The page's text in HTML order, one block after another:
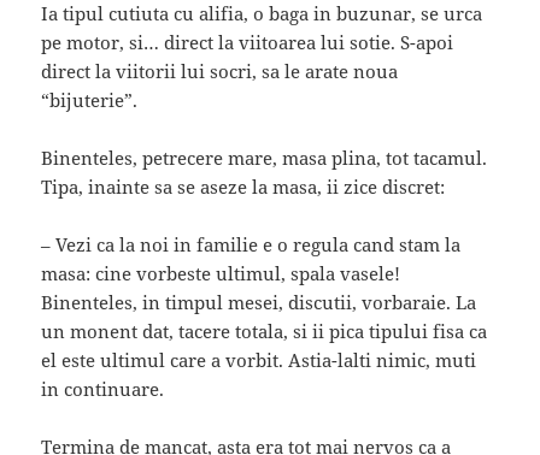
Ia tipul cutiuta cu alifia, o baga in buzunar, se urca
pe motor, si… direct la viitoarea lui sotie. S-apoi
direct la viitorii lui socri, sa le arate noua
“bijuterie”.
Binenteles, petrecere mare, masa plina, tot tacamul.
Tipa, inainte sa se aseze la masa, ii zice discret:
– Vezi ca la noi in familie e o regula cand stam la
masa: cine vorbeste ultimul, spala vasele!
Binenteles, in timpul mesei, discutii, vorbaraie. La
un monent dat, tacere totala, si ii pica tipului fisa ca
el este ultimul care a vorbit. Astia-lalti nimic, muti
in continuare.
Termina de mancat, asta era tot mai nervos ca a